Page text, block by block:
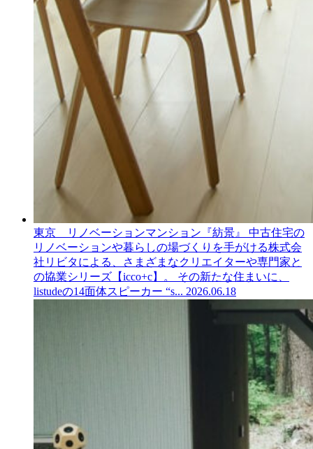
東京 リノベーションマンション『紡景』
中古住宅の
リノベーションや暮らしの場づくりを手がける株式会
社リビタによる、さまざまなクリエイターや専門家と
の協業シリーズ【icco+c】。 その新たな住まいに、
listudeの14面体スピーカー “s... 2026.06.18